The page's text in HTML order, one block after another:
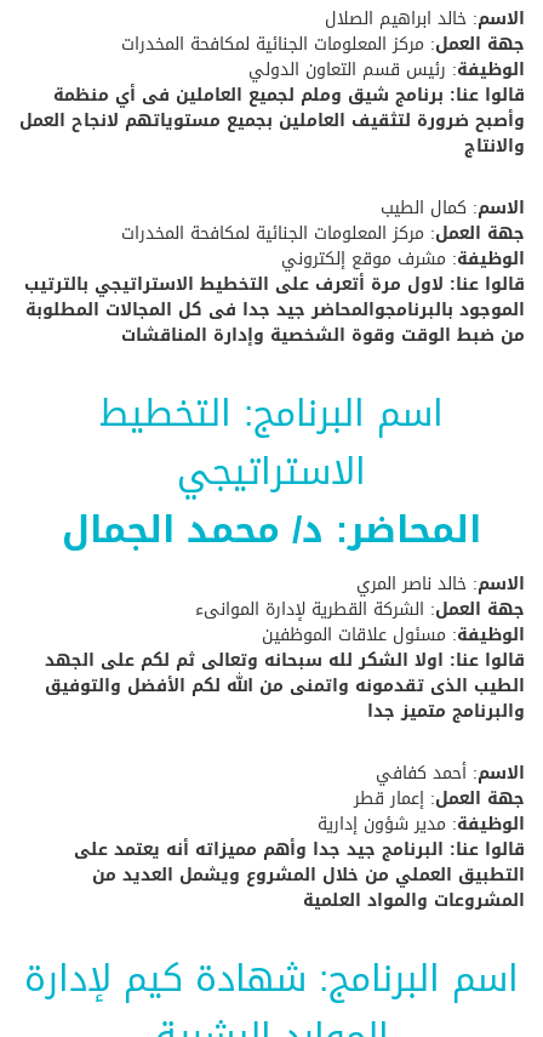
الاسم: خالد ابراهيم الصلال
جهة العمل: مركز المعلومات الجنائية لمكافحة المخدرات
الوظيفة: رئيس قسم التعاون الدولي
قالوا عنا: برنامج شيق وملم لجميع العاملين فى أي منظمة
وأصبح ضرورة لتثقيف العاملين بجميع مستوياتهم لانجاح العمل
والانتاج
الاسم: كمال الطيب
جهة العمل: مركز المعلومات الجنائية لمكافحة المخدرات
الوظيفة: مشرف موقع إلكتروني
قالوا عنا: لاول مرة أتعرف على التخطيط الاستراتيجي بالترتيب
الموجود بالبرنامجوالمحاضر جيد جدا فى كل المجالات المطلوبة
من ضبط الوقت وقوة الشخصية وإدارة المناقشات
اسم البرنامج: التخطيط
الاستراتيجي
المحاضر: د/ محمد الجمال
الاسم: خالد ناصر المري
جهة العمل: الشركة القطرية لإدارة الموانىء
الوظيفة: مسئول علاقات الموظفين
قالوا عنا: اولا الشكر لله سبحانه وتعالى ثم لكم على الجهد
الطيب الذى تقدمونه واتمنى من الله لكم الأفضل والتوفيق
والبرنامج متميز جدا
الاسم: أحمد كفافي
جهة العمل: إعمار قطر
الوظيفة: مدير شؤون إدارية
قالوا عنا: البرنامج جيد جدا وأهم مميزاته أنه يعتمد على
التطبيق العملي من خلال المشروع ويشمل العديد من
المشروعات والمواد العلمية
اسم البرنامج: شهادة كيم لإدارة